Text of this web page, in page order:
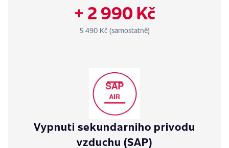
+ 2 990 Kč
5 490 Kč (samostatně)
Vypnuti sekundarniho privodu
vzduchu (SAP)